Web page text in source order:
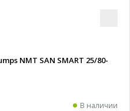
NMT SAN SMART 25/80-
В наличии